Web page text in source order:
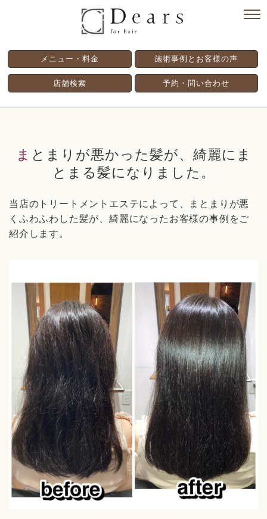
メニュー・料金 施術事例とお客様の声
店舗検索 予約・問い合わせ
まとまりが悪かった髪が、綺麗にま
とまる髪になりました。
当店のトリートメントエステによって、まとまりが悪
くふわふわした髪が、綺麗になったお客様の事例をご
紹介します。